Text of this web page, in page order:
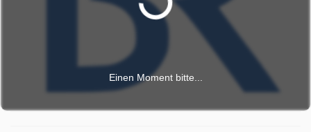
Doch seit Corona reagieren die Menschen empfindlich,
wenn man in ihr Privatleben hineinregiert. Sind die Bayern
noch offen für Krisenmanagement? Gewalt gegen Frauen:
Hilfsanbieter bangen um Finanzierung Die Vorwürfe von
Collien Fernandes gegen ihren Ex-Mann Christian Ulmen
haben ein Beben ausgelöst. In Berlin demonstrierten am
Wochenende Tausende für den besseren Schutz von
Einen Moment bitte...